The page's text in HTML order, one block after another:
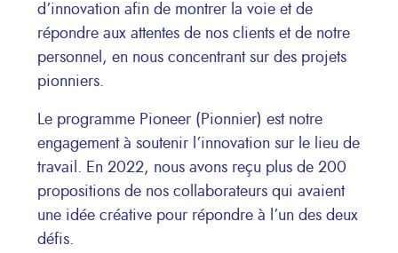
d’innovation afin de montrer la voie et de
répondre aux attentes de nos clients et de notre
personnel, en nous concentrant sur des projets
pionniers.
Le programme Pioneer (Pionnier) est notre
engagement à soutenir l’innovation sur le lieu de
travail. En 2022, nous avons reçu plus de 200
propositions de nos collaborateurs qui avaient
une idée créative pour répondre à l’un des deux
défis.